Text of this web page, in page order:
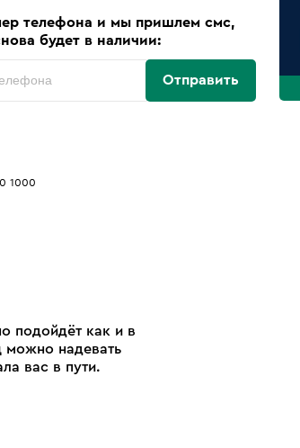
телефона и мы пришлем смс,
будет в наличии:
Отправить
1000
подойдёт как и в
можно надевать
вас в пути.